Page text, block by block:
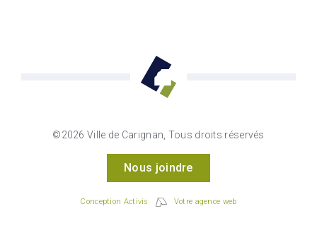
©2026 Ville de Carignan, Tous droits réservés
Nous joindre
Conception Activis Votre agence web